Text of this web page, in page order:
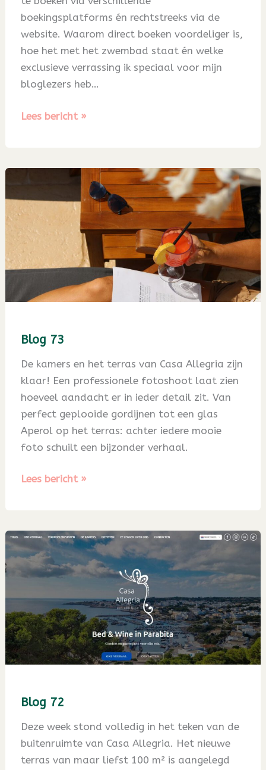
boekingsplatforms én rechtstreeks via de
website. Waarom direct boeken voordeliger is,
hoe het met het zwembad staat én welke
exclusieve verrassing ik speciaal voor mijn
bloglezers heb…
Blog
Lees bericht »
Blog 73
De kamers en het terras van Casa Allegria zijn
klaar! Een professionele fotoshoot laat zien
hoeveel aandacht er in ieder detail zit. Van
perfect geplooide gordijnen tot een glas
Aperol op het terras: achter iedere mooie
foto schuilt een bijzonder verhaal.
Blog
Lees bericht »
Blog 72
Deze week stond volledig in het teken van de
buitenruimte van Casa Allegria. Het nieuwe
terras van maar liefst 100 m² is aangelegd